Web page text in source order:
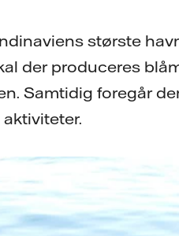
største
der produceres
Samtidig foregår